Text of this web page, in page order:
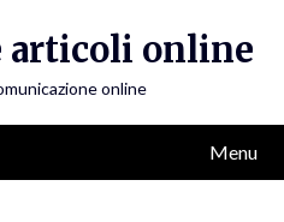
articoli online
online
Menu